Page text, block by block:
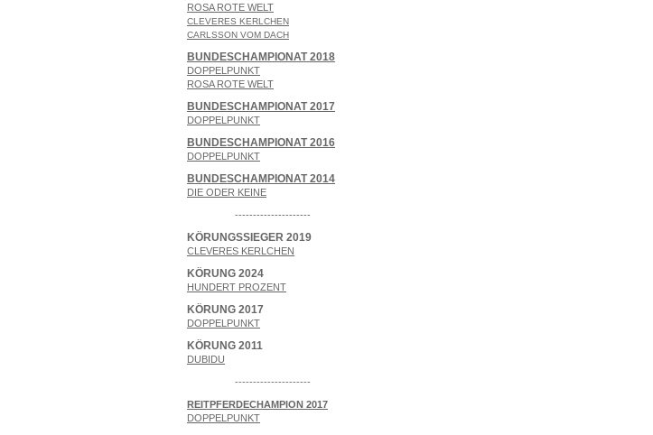
ROSA ROTE WELT
CLEVERES KERLCHEN
CARLSSON VOM DACH
BUNDESCHAMPIONAT 2018
DOPPELPUNKT
ROSA ROTE WELT
BUNDESCHAMPIONAT 2017
DOPPELPUNKT
BUNDESCHAMPIONAT 2016
DOPPELPUNKT
BUNDESCHAMPIONAT 2014
DIE ODER KEINE
---------------------
KÖRUNGSSIEGER 2019
CLEVERES KERLCHEN
KÖRUNG 2024
HUNDERT PROZENT
KÖRUNG 2017
DOPPELPUNKT
KÖRUNG 2011
DUBIDU
---------------------
REITPFERDECHAMPION 2017
DOPPELPUNKT